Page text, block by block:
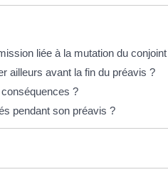
liée à la mutation du
ailleurs avant la fin du préavis ?
?
pendant son préavis ?